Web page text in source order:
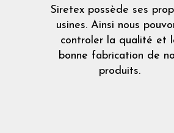
Siretex possède ses
usines. Ainsi nous
controler la qualité et
bonne fabrication de
produits.